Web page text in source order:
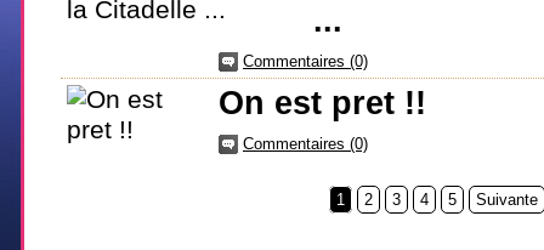
...
Commentaires (0)
On est pret !!
Commentaires (0)
1 2 3 4 5 Suivante